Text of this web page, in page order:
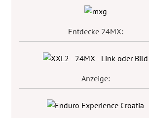
Entdecke 24MX:
Anzeige: